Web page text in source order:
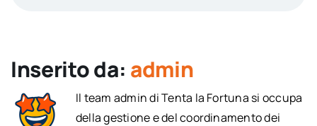
Inserito da: admin
Il team admin di Tenta la Fortuna si occupa
della gestione e del coordinamento dei